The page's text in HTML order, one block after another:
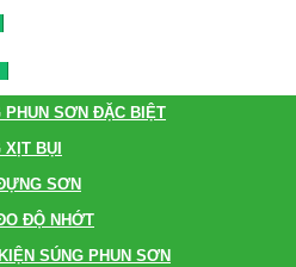
PHUN SƠN ĐẶC BIỆT
XỊT BỤI
SƠN
ĐỘ NHỚT
SÚNG PHUN SƠN